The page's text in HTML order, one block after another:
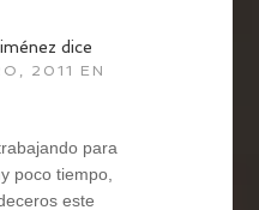
dice
2011 EN
para
poco tiempo,
este